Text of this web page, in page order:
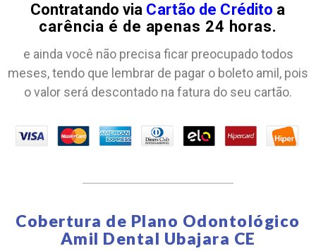
Contratando via Cartão de Crédito a
carência é de apenas 24 horas.
e ainda você não precisa ficar preocupado todos
meses, tendo que lembrar de pagar o boleto amil, pois
o valor será descontado na fatura do seu cartão.
Cobertura de Plano Odontológico
Amil Dental Ubajara CE